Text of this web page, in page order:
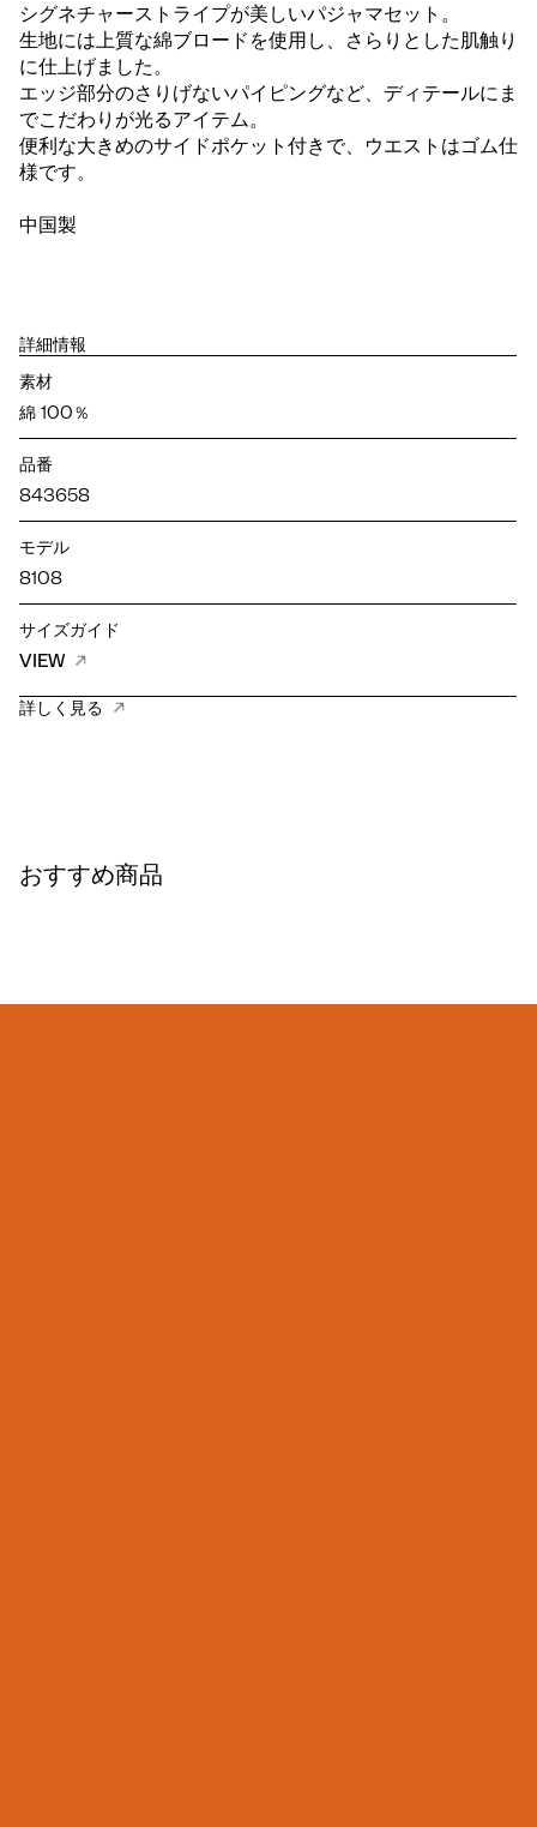
シグネチャーストライプが美しいパジャマセット。
生地には上質な綿ブロードを使用し、さらりとした肌触り
に仕上げました。
エッジ部分のさりげないパイピングなど、ディテールにま
でこだわりが光るアイテム。
便利な大きめのサイドポケット付きで、ウエストはゴム仕
様です。
中国製
詳細情報
素材
綿 100％
品番
843658
モデル
8108
サイズガイド
VIEW
詳しく見る
おすすめ商品